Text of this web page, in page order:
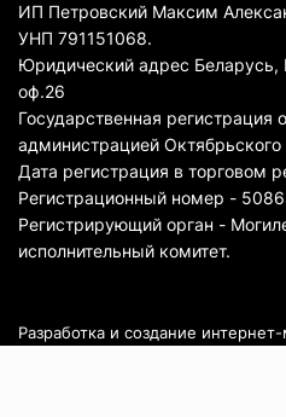
ИП Петровский Максим
УНП 791151068.
Юридический адрес Беларусь,
оф.26
Государственная регистрация
администрацией Октябрьского
Дата регистрация в торговом
Регистрационный номер -
Регистрирующий орган -
исполнительный комитет.
Разработка и создание